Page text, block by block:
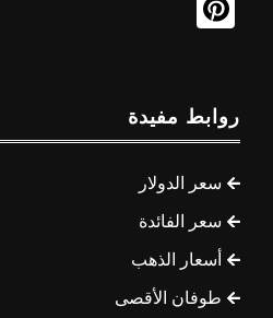
روابط مفيدة
سعر الدولار
سعر الفائدة
أسعار الذهب
طوفان الأقصى